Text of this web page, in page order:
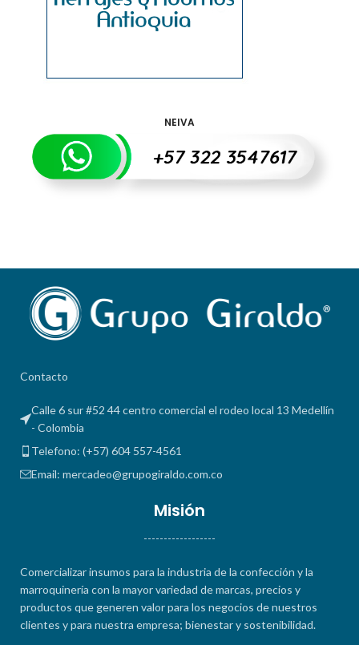
NEIVA
Contacto
Calle 6 sur #52 44 centro comercial el rodeo local 13 Medellín
- Colombia
Telefono: (+57) 604 557-4561
Email: mercadeo@grupogiraldo.com.co
Misión
------------------
Comercializar insumos para la industria de la confección y la
marroquinería con la mayor variedad de marcas, precios y
productos que generen valor para los negocios de nuestros
clientes y para nuestra empresa; bienestar y sostenibilidad.